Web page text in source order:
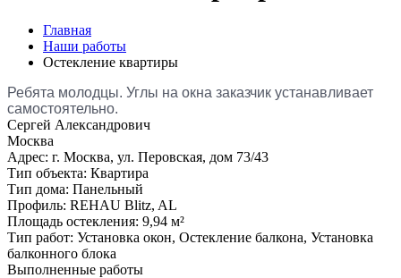
Главная
Наши работы
Остекление квартиры
Ребята молодцы. Углы на окна заказчик устанавливает
самостоятельно.
Сергей Александрович
Москва
Адрес: г. Москва, ул. Перовская, дом 73/43
Тип объекта: Квартира
Тип дома: Панельный
Профиль: REHAU Blitz, AL
Площадь остекления: 9,94 м²
Тип работ: Установка окон, Остекление балкона, Установка
балконного блока
Выполненные работы